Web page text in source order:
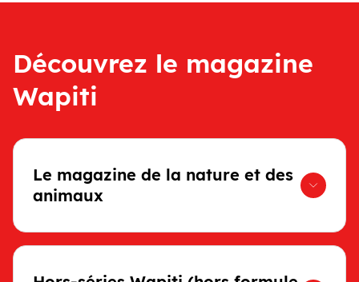
Découvrez le magazine
Wapiti
Le magazine de la nature et des
animaux